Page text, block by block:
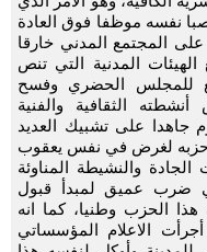
نفسه موظفا فوق العادة
المجتمع المدني خارقا
الهيئات المدنية التي تنص
للمجلس الحضري وفسح
الثقافية والفنية
جاهدا على تشبيك العديد
حزبه لغرض في نفس يعقوب
والنشيطة المناوئة
ضرب عميق لمبدأ قبول
هذا الحزب وطنيا، كما انه
الاعلام المؤسساتي